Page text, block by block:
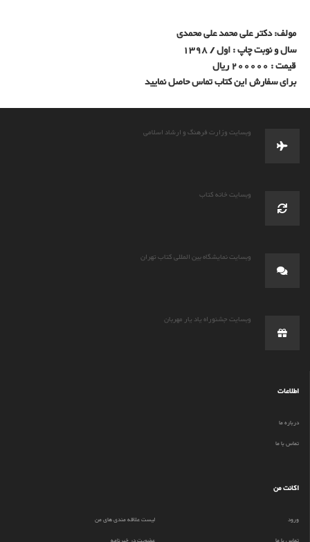
مولف: دکتر علی محمد علی محمدی
سال و نوبت چاپ : اول / 1398
قیمت : 200000 ریال
برای سفارش این کتاب تماس حاصل نمایید
وبسایت وزارت فرهنگ و ارشاد اسلامی
وبسایت خانه کتاب
وبسایت نمایشگاه بین المللی کتاب تهران
وبسایت جشنوراه یاد یار مهربان
اطلاعات
درباره ما
تماس با ما
اکانت من
ورود
لیست علاقه مندی های من